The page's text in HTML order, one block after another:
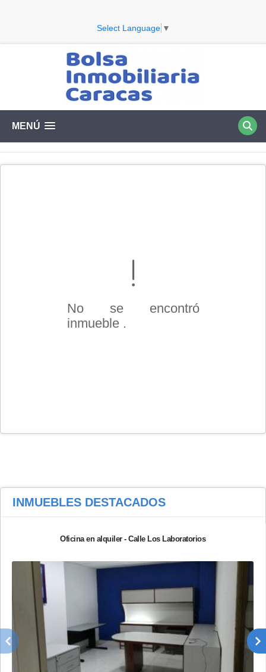
Select Language ▼
MENÚ
No se encontró
inmueble .
INMUEBLES DESTACADOS
Oficina en alquiler - Calle Los Laboratorios